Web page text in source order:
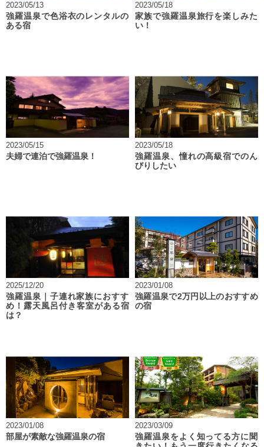
2023/05/13
強羅温泉で色浴衣のレンタルの
ある宿
2023/05/18
家族で強羅温泉旅行を楽しみた
い！
2023/05/15
夫婦で連泊で強羅温泉！
2023/05/18
強羅温泉、憧れの高級宿でのん
びりしたい
2025/12/20
強羅温泉｜子連れ家族におすす
め！露天風呂付き客室がある宿
は？
2023/01/08
強羅温泉で2万円以上のおすすめ
の宿
2023/01/08
部屋が素敵な強羅温泉の宿
2023/03/09
強羅温泉をよく知ってる方に聞